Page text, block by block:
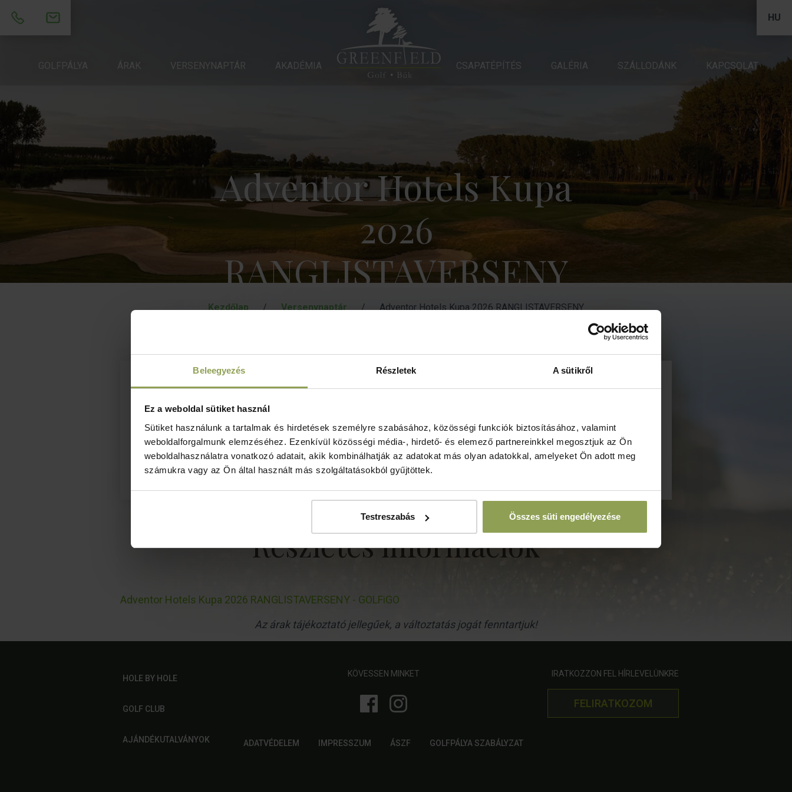
Beleegyezés Részletek A sütikről
Ez a weboldal sütiket használ
Sütiket használunk a tartalmak és hirdetések személyre szabásához, közösségi funkciók biztosításához, valamint
weboldalforgalmunk elemzéséhez. Ezenkívül közösségi média-, hirdető- és elemező partnereinkkel megosztjuk az Ön
weboldalhasználatra vonatkozó adatait, akik kombinálhatják az adatokat más olyan adatokkal, amelyeket Ön adott meg
számukra vagy az Ön által használt más szolgáltatásokból gyűjtöttek.
Testreszabás Összes süti engedélyezése
HU
GOLFPÁLYA ÁRAK VERSENYNAPTÁR AKADÉMIA CSAPATÉPÍTÉS GALÉRIA SZÁLLODÁNK KAPCSOLAT
ÁRAK VERSENYNAPTÁR AKADÉMIA CSAPATÉPÍTÉS GALÉRIA SZÁLLODÁNK KAPCSOLAT
Adventor Hotels Kupa
2026
RANGLISTAVERSENY
Kezdőlap / Versenynaptár / Adventor Hotels Kupa 2026 RANGLISTAVERSENY
Verseny
időpontja
2026. 09. 19.
Verseny
formája
Jelentkezési
határidő
Részletes információk
Adventor Hotels Kupa 2026 RANGLISTAVERSENY - GOLFiGO
Az árak tájékoztató jellegűek, a változtatás jogát fenntartjuk!
HOLE BY HOLE
GOLF CLUB
AJÁNDÉKUTALVÁNYOK
KÖVESSEN MINKET
ADATVÉDELEM IMPRESSZUM ÁSZF GOLFPÁLYA SZABÁLYZAT
IRATKOZZON FEL HÍRLEVELÜNKRE
FELIRATKOZOM